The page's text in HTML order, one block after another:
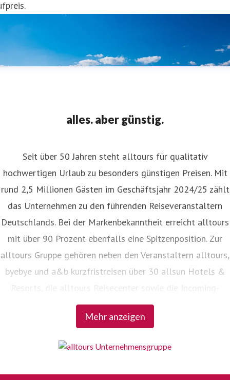
alles. aber günstig.
Mehr anzeigen
Seit über 50 Jahren steht alltours für qualitativ
hochwertigen Urlaub zu besonders günstigen Preisen. Mit
rund 2,5 Millionen Gästen im Geschäftsjahr 2024/25 zählt
das Unternehmen zu den führenden Reiseveranstaltern
Deutschlands. Bei der Markenbekanntheit erreicht alltours
mit über 90 Prozent ebenfalls eine Spitzenposition. Zur
alltours Gruppe gehören neben den Veranstaltern alltours,
byebye und a&b kurzfristreisen über 30 allsun Hotels &
Resorts, die alltours Reisecenter sowie die Incoming-
Agenturen Viajes allsun in Spanien und alltours travel
service in der Türkei.
alles. aber günstig.